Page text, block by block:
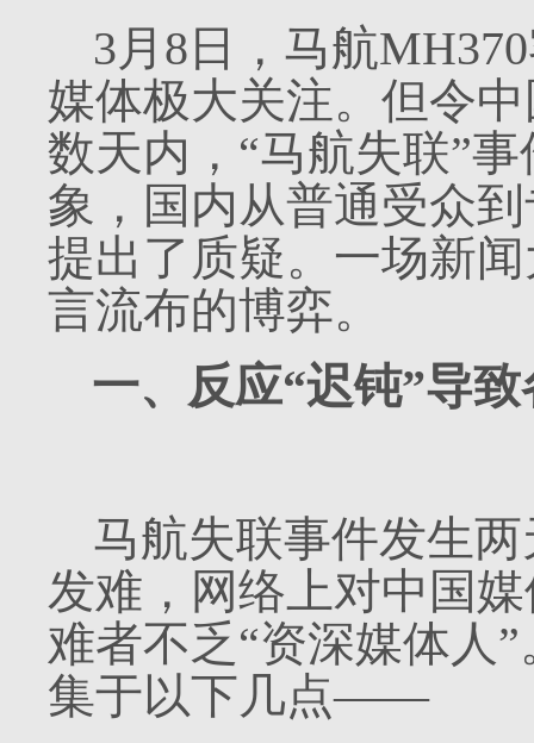
3月 8 日，马航MH370
媒体极大关注。但令
数天内，“马航失联”
象，国内从普通受众
提出了质疑。一场新
言流布的博弈。
一、反应“迟钝”导
马航失联事件发生
发难，网络上对中国
难者不乏“资深媒体人
集于以下几点——